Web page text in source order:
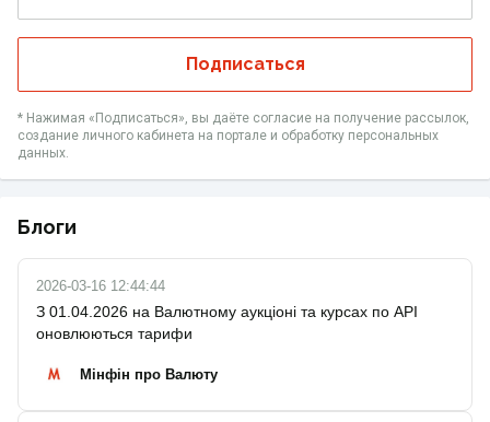
Подписаться
* Нажимая «‎Подписаться», вы даёте согласие на получение рассылок,
создание личного кабинета на портале и обработку персональных
данных.
Блоги
2026-03-16 12:44:44
З 01.04.2026 на Валютному аукціоні та курсах по API
оновлюються тарифи
Мінфін про Валюту